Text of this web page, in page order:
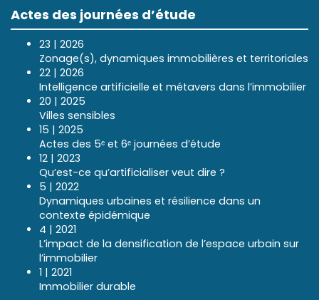
Actes des journées d’étude
23 | 2026
Zonage(s), dynamiques immobilières et territoriales
22 | 2026
Intelligence artificielle et métavers dans l’immobilier
20 | 2025
Villes sensibles
15 | 2025
Actes des 5ᵉ et 6ᵉ journées d’étude
12 | 2023
Qu’est-ce qu’artificialiser veut dire ?
5 | 2022
Dynamiques urbaines et résilience dans un
contexte épidémique
4 | 2021
L’impact de la densification de l’espace urbain sur
l’immobilier
1 | 2021
Immobilier durable